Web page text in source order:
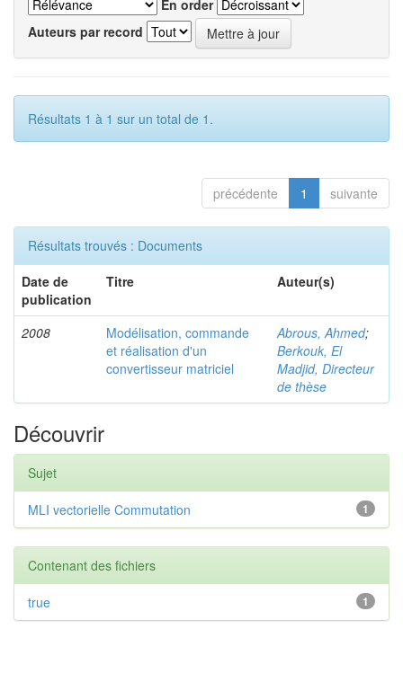
En order
Auteurs par record
Résultats 1 à 1 sur un total de 1.
précédente 1 suivante
Résultats trouvés : Documents
Date de
publication
Titre Auteur(s)
2008
Modélisation, commande
et réalisation d'un
convertisseur matriciel
Abrous, Ahmed;
Berkouk, El
Madjid, Directeur
de thèse
Découvrir
Sujet
1
MLI vectorielle Commutation
Contenant des fichiers
1
true